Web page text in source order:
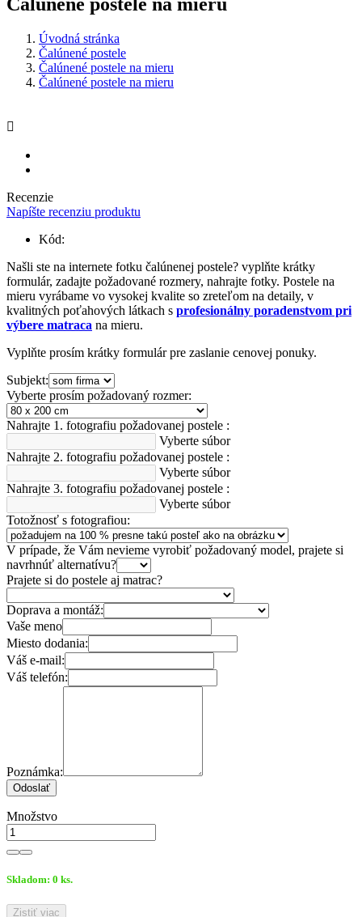
Úvodná stránka
Čalúnené postele
Čalúnené postele na mieru
Čalúnené postele na mieru

Recenzie
Napíšte recenziu produktu
Kód:
Našli ste na internete fotku čalúnenej postele? vyplňte krátky
formulár, zadajte požadované rozmery, nahrajte fotky. Postele na
mieru vyrábame vo vysokej kvalite so zreteľom na detaily, v
kvalitných poťahových látkach s profesionálny poradenstvom pri
výbere matraca na mieru.
Vyplňte prosím krátky formulár pre zaslanie cenovej ponuky.
Subjekt:
Vyberte prosím požadovaný rozmer:
Nahrajte 1. fotografiu požadovanej postele :
Vyberte súbor
Nahrajte 2. fotografiu požadovanej postele :
Vyberte súbor
Nahrajte 3. fotografiu požadovanej postele :
Vyberte súbor
Totožnosť s fotografiou:
V prípade, že Vám nevieme vyrobiť požadovaný model, prajete si
navrhnúť alternatívu?
Prajete si do postele aj matrac?
Doprava a montáž:
Vaše meno
Miesto dodania:
Váš e-mail:
Váš telefón:
Poznámka:
Odoslať
Množstvo
Skladom: 0 ks.
Zistiť viac